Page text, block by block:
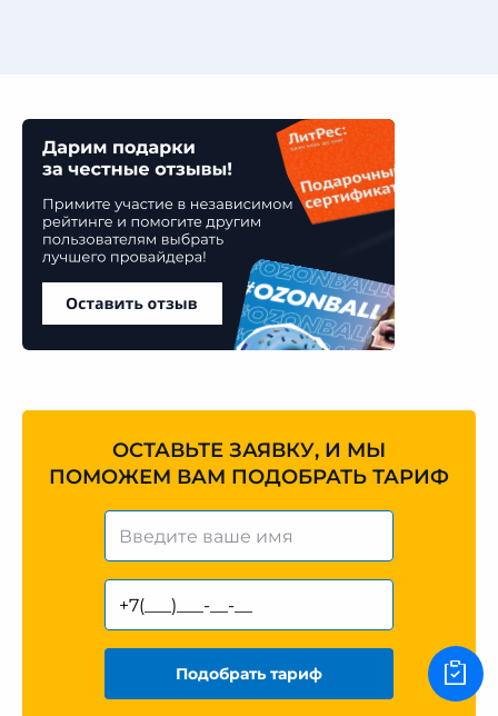
ОСТАВЬТЕ ЗАЯВКУ, И МЫ
ПОМОЖЕМ ВАМ ПОДОБРАТЬ ТАРИФ
Подобрать тариф